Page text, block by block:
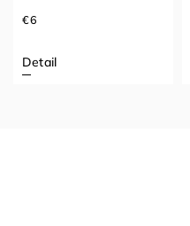
€6
Detail